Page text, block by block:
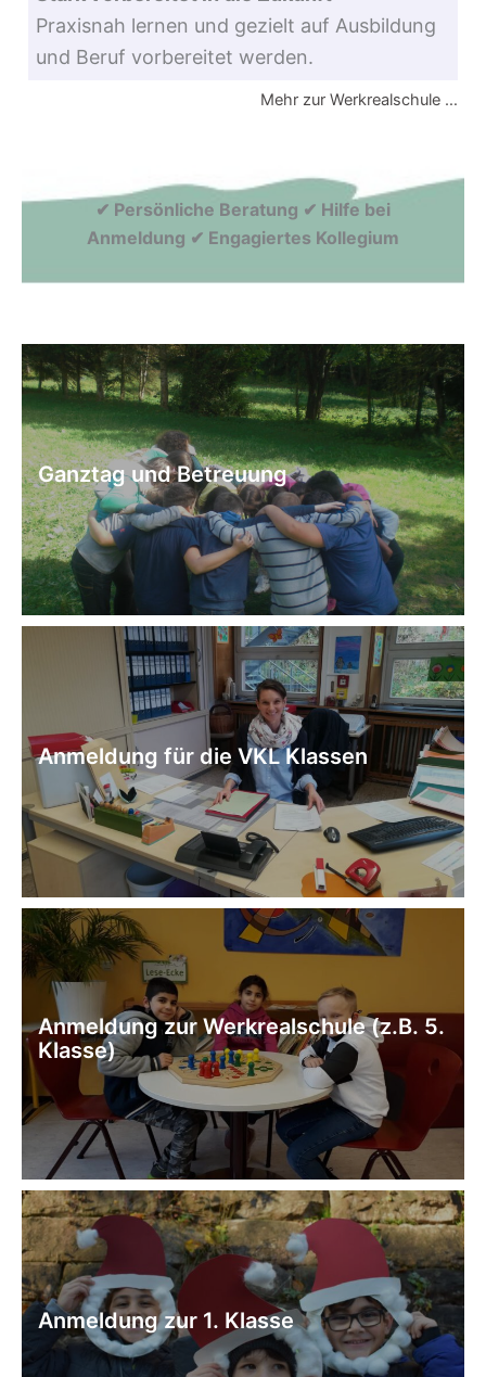
Praxisnah lernen und gezielt auf Ausbildung
und Beruf vorbereitet werden.
Mehr zur Werkrealschule …
✔ Persönliche Beratung ✔ Hilfe bei
Anmeldung ✔ Engagiertes Kollegium
Ganztag und Betreuung
Anmeldung für die VKL Klassen
Anmeldung zur Werkrealschule (z.B. 5.
Klasse)
Anmeldung zur 1. Klasse